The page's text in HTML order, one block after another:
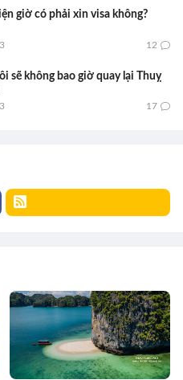
giờ có phải xin visa không?
12
sẽ không bao giờ quay lại Thuỵ
17